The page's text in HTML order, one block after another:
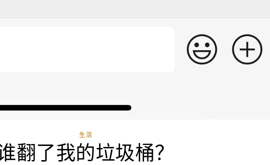
生活
翻了我的垃圾桶？